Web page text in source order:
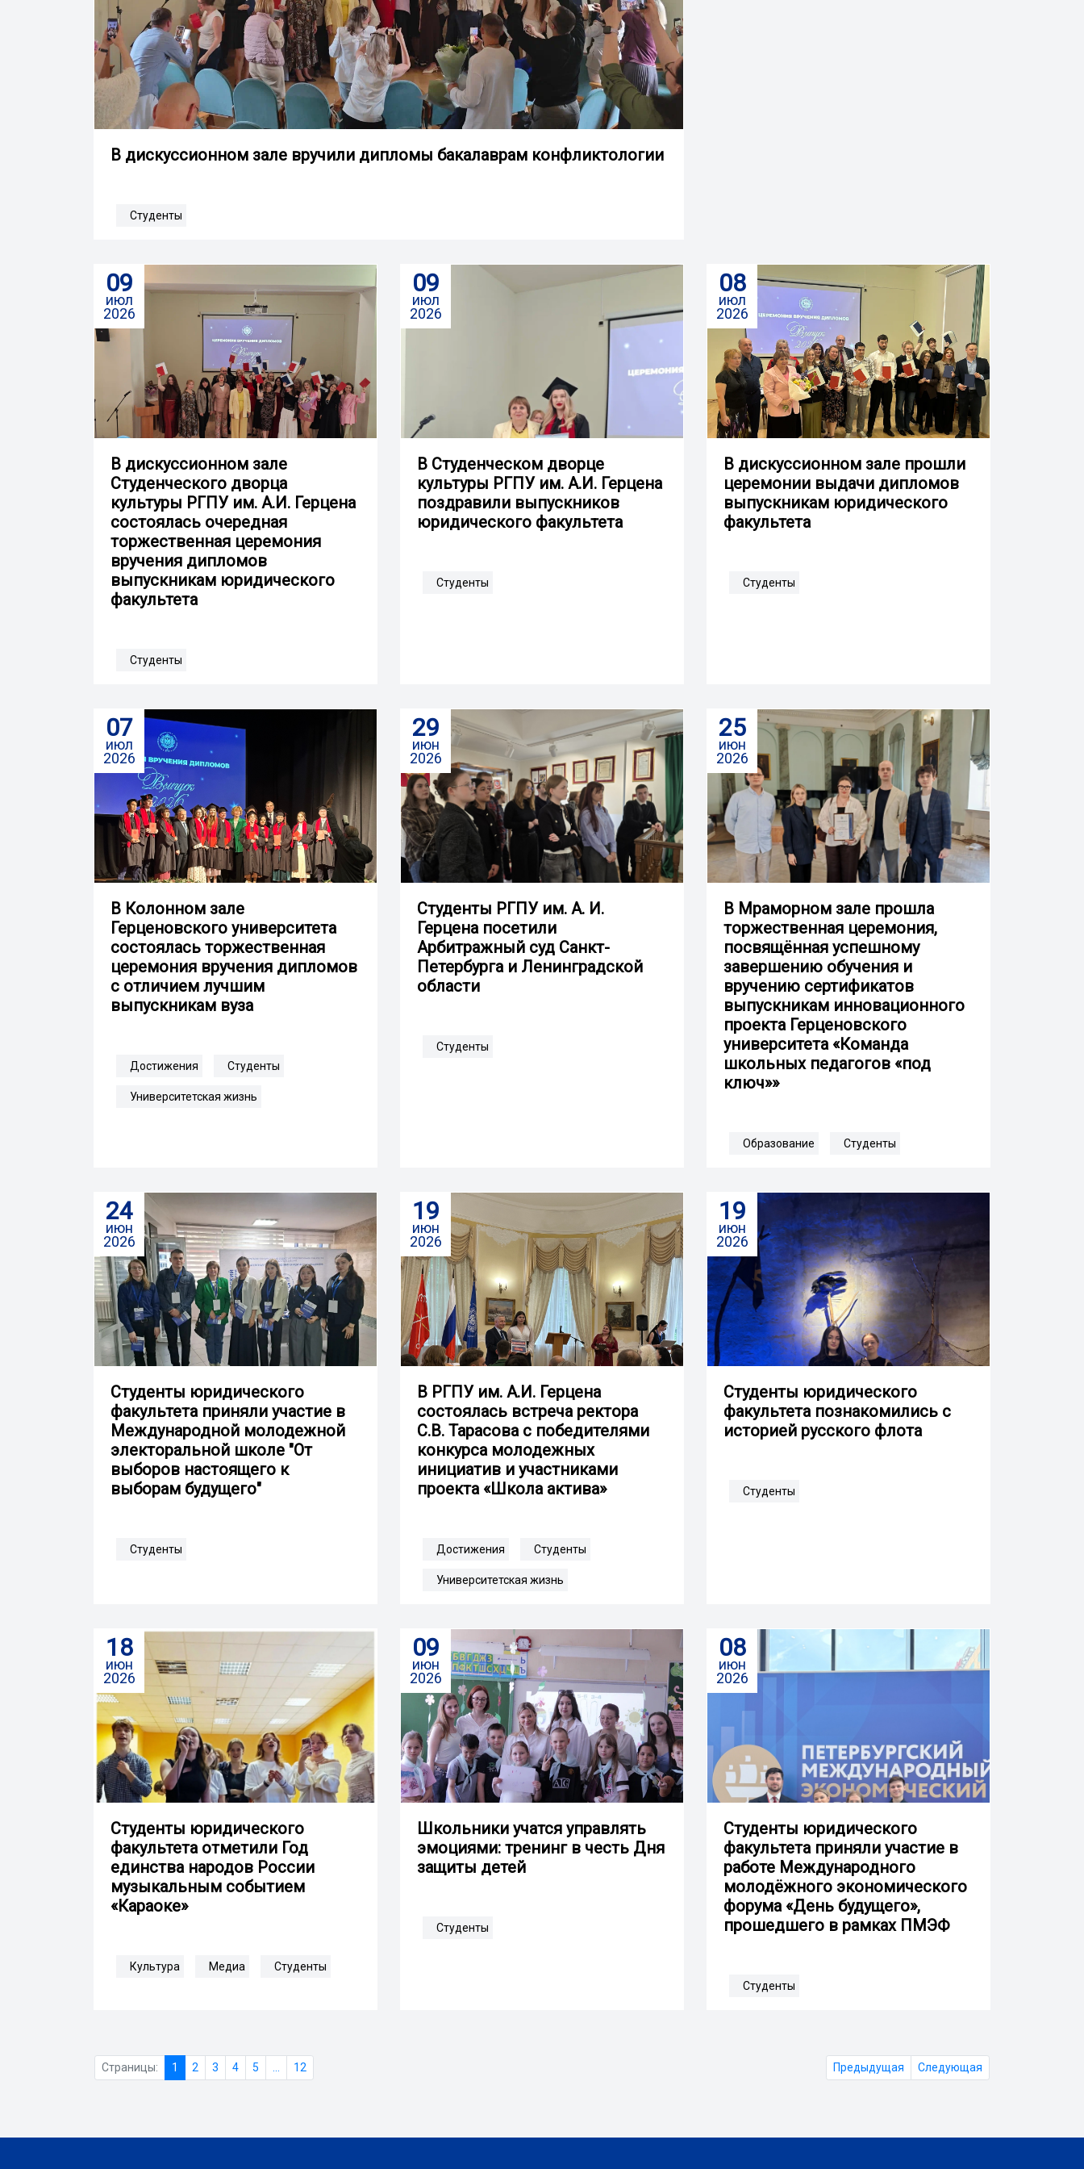
В дискуссионном зале вручили дипломы бакалаврам конфликтологии
Студенты
09
июл
2026
В дискуссионном зале
Студенческого дворца
культуры РГПУ им. А.И. Герцена
состоялась очередная
торжественная церемония
вручения дипломов
выпускникам юридического
факультета
Студенты
09
июл
2026
В Студенческом дворце
культуры РГПУ им. А.И. Герцена
поздравили выпускников
юридического факультета
Студенты
08
июл
2026
В дискуссионном зале прошли
церемонии выдачи дипломов
выпускникам юридического
факультета
Студенты
07
июл
2026
В Колонном зале
Герценовского университета
состоялась торжественная
церемония вручения дипломов
с отличием лучшим
выпускникам вуза
Достижения Студенты
Университетская жизнь
29
июн
2026
Студенты РГПУ им. А. И.
Герцена посетили
Арбитражный суд Санкт-
Петербурга и Ленинградской
области
Студенты
25
июн
2026
В Мраморном зале прошла
торжественная церемония,
посвящённая успешному
завершению обучения и
вручению сертификатов
выпускникам инновационного
проекта Герценовского
университета «Команда
школьных педагогов «под
ключ»»
Образование Студенты
24
июн
2026
Студенты юридического
факультета приняли участие в
Международной молодежной
электоральной школе "От
выборов настоящего к
выборам будущего"
Студенты
19
июн
2026
В РГПУ им. А.И. Герцена
состоялась встреча ректора
С.В. Тарасова с победителями
конкурса молодежных
инициатив и участниками
проекта «Школа актива»
Достижения Студенты
Университетская жизнь
19
июн
2026
Студенты юридического
факультета познакомились с
историей русского флота
Студенты
18
июн
2026
Студенты юридического
факультета отметили Год
единства народов России
музыкальным событием
«Караоке»
Культура Медиа Студенты
09
июн
2026
Школьники учатся управлять
эмоциями: тренинг в честь Дня
защиты детей
Студенты
08
июн
2026
Студенты юридического
факультета приняли участие в
работе Международного
молодёжного экономического
форума «День будущего»,
прошедшего в рамках ПМЭФ
Студенты
Страницы: 1 2 3 4 5 12 Предыдущая Следующая